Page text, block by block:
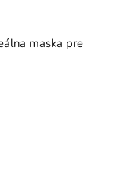
maska pre